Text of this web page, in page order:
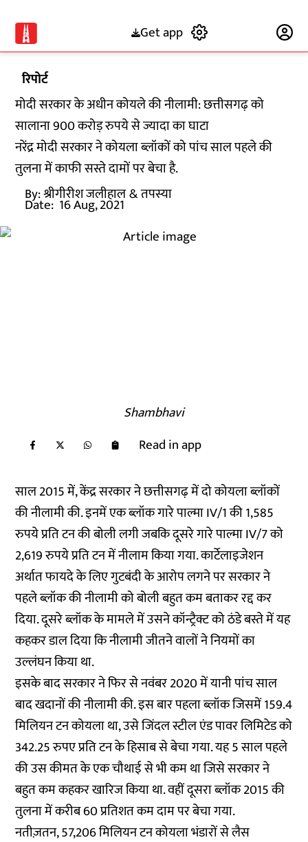
Get app
रिपोर्ट
मोदी सरकार के अधीन कोयले की नीलामी: छत्तीसगढ़ को
सालाना 900 करोड़ रुपये से ज्यादा का घाटा
नरेंद्र मोदी सरकार ने कोयला ब्लॉकों को पांच साल पहले की
तुलना में काफी सस्ते दामों पर बेचा है.
By:श्रीगीरीश जलीहाल& तपस्या
Date: 16 Aug, 2021
Shambhavi
Read in app
साल 2015 में, केंद्र सरकार ने छत्तीसगढ़ में दो कोयला ब्लॉकों
की नीलामी की. इनमें एक ब्लॉक गारे पाल्मा IV/1 की 1,585
रुपये प्रति टन की बोली लगी जबकि दूसरे गारे पाल्मा IV/7 को
2,619 रुपये प्रति टन में नीलाम किया गया. कार्टेलाइजेशन
अर्थात फायदे के लिए गुटबंदी के आरोप लगने पर सरकार ने
पहले ब्लॉक की नीलामी को बोली बहुत कम बताकर रद्द कर
दिया. दूसरे ब्लॉक के मामले में उसने कॉन्ट्रैक्ट को ठंडे बस्ते में यह
कहकर डाल दिया कि नीलामी जीतने वालों ने नियमों का
उल्लंघन किया था.
इसके बाद सरकार ने फिर से नवंबर 2020 में यानी पांच साल
बाद खदानों की नीलामी की. इस बार पहला ब्लॉक जिसमें 159.4
मिलियन टन कोयला था, उसे जिंदल स्टील एंड पावर लिमिटेड को
342.25 रुपए प्रति टन के हिसाब से बेचा गया. यह 5 साल पहले
की उस कीमत के एक चौथाई से भी कम था जिसे सरकार ने
बहुत कम कहकर खारिज किया था. वहीं दूसरा ब्लॉक 2015 की
तुलना में करीब 60 प्रतिशत कम दाम पर बेचा गया.
नतीज़तन, 57,206 मिलियन टन कोयला भंडारों से लैस